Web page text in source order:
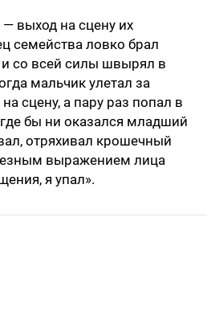
выход на сцену их
семейства ловко брал
со всей силы швырял в
мальчик улетал за
сцену, а пару раз попал в
бы ни оказался младший
отряхивал крошечный
выражением лица
я упал».